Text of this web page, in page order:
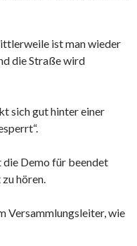
ist man wieder
die Straße wird
sich gut hinter einer
die Demo für beendet
hören.
Versammlungsleiter, wie